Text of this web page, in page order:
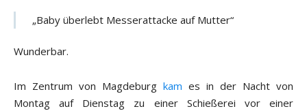
„Baby überlebt Messerattacke auf Mutter“
Wunderbar.
Im Zentrum von Magdeburg kam es in der Nacht von
Montag auf Dienstag zu einer Schießerei vor einer